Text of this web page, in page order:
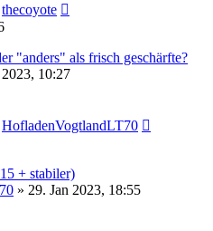
thecoyote
"anders" als frisch geschärfte?
10:27
HofladenVogtlandLT70
+ stabiler)
» 29. Jan 2023, 18:55